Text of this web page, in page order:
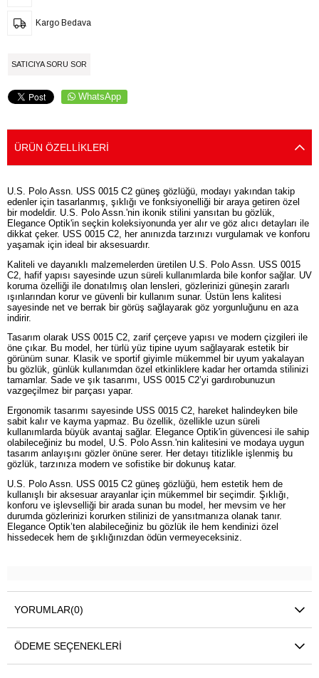
Kargo Bedava
SATICIYA SORU SOR
WhatsApp
ÜRÜN ÖZELLIKLERI
U.S. Polo Assn. USS 0015 C2 güneş gözlüğü, modayı yakından takip
edenler için tasarlanmış, şıklığı ve fonksiyonelliği bir araya getiren özel
bir modeldir. U.S. Polo Assn.'nin ikonik stilini yansıtan bu gözlük,
Elegance Optik'in seçkin koleksiyonunda yer alır ve göz alıcı detayları ile
dikkat çeker. USS 0015 C2, her anınızda tarzınızı vurgulamak ve konforu
yaşamak için ideal bir aksesuardır.
Kaliteli ve dayanıklı malzemelerden üretilen U.S. Polo Assn. USS 0015
C2, hafif yapısı sayesinde uzun süreli kullanımlarda bile konfor sağlar. UV
koruma özelliği ile donatılmış olan lensleri, gözlerinizi güneşin zararlı
ışınlarından korur ve güvenli bir kullanım sunar. Üstün lens kalitesi
sayesinde net ve berrak bir görüş sağlayarak göz yorgunluğunu en aza
indirir.
Tasarım olarak USS 0015 C2, zarif çerçeve yapısı ve modern çizgileri ile
öne çıkar. Bu model, her türlü yüz tipine uyum sağlayarak estetik bir
görünüm sunar. Klasik ve sportif giyimle mükemmel bir uyum yakalayan
bu gözlük, günlük kullanımdan özel etkinliklere kadar her ortamda stilinizi
tamamlar. Sade ve şık tasarımı, USS 0015 C2’yi gardırobunuzun
vazgeçilmez bir parçası yapar.
Ergonomik tasarımı sayesinde USS 0015 C2, hareket halindeyken bile
sabit kalır ve kayma yapmaz. Bu özellik, özellikle uzun süreli
kullanımlarda büyük avantaj sağlar. Elegance Optik'in güvencesi ile sahip
olabileceğiniz bu model, U.S. Polo Assn.'nin kalitesini ve modaya uygun
tasarım anlayışını gözler önüne serer. Her detayı titizlikle işlenmiş bu
gözlük, tarzınıza modern ve sofistike bir dokunuş katar.
U.S. Polo Assn. USS 0015 C2 güneş gözlüğü, hem estetik hem de
kullanışlı bir aksesuar arayanlar için mükemmel bir seçimdir. Şıklığı,
konforu ve işlevselliği bir arada sunan bu model, her mevsim ve her
durumda gözlerinizi korurken stilinizi de yansıtmanıza olanak tanır.
Elegance Optik’ten alabileceğiniz bu gözlük ile hem kendinizi özel
hissedecek hem de şıklığınızdan ödün vermeyeceksiniz.
YORUMLAR(0)
ÖDEME SEÇENEKLERI